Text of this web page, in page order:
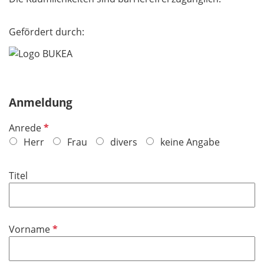
Gefördert durch:
Anmeldung
AnredeP
f
c
t
f
e
Herr Frau divers keine Angabe
Titel
VornameP